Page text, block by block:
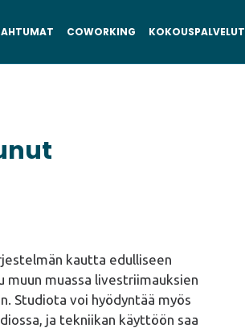
COWORKING KOKOUSPALVELUT
kautta edulliseen
muassa livestriimauksien
Studiota voi hyödyntää myös
ja tekniikan käyttöön saa